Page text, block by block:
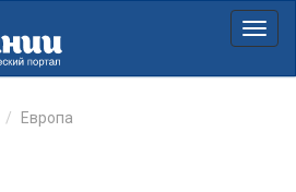
Европа